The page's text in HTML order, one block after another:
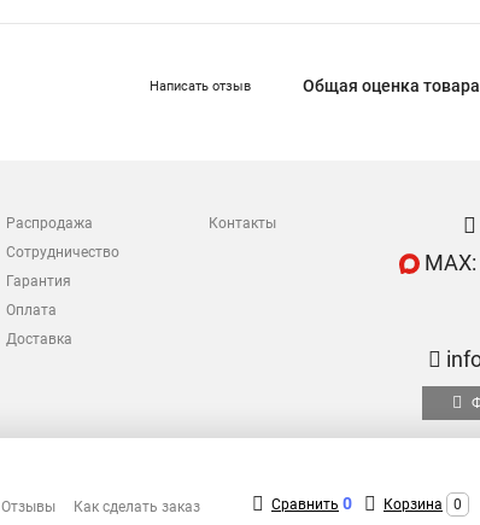
Написать отзыв Общая оценка
Распродажа
Сотрудничество
Гарантия
Оплата
Доставка
Контакты
Отзывы Как сделать заказ Сравнить 0 Корзина 0